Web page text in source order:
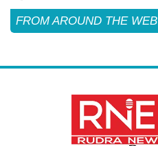
FROM AROUND THE WEB